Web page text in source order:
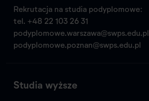
Rekrutacja na studia podyplomowe:
tel. +48 22 103 26 31
podyplomowe.warszawa@swps.edu.pl
podyplomowe.poznan@swps.edu.pl
Studia wyższe